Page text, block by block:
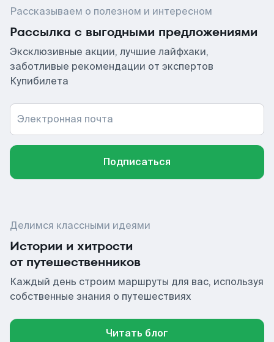
Рассказываем о полезном и интересном
Рассылка с выгодными предложениями
Эксклюзивные акции, лучшие лайфхаки,
заботливые рекомендации от экспертов
Купибилета
Электронная почта
Подписаться
Делимся классными идеями
Истории и хитрости
от путешественников
Каждый день строим маршруты для вас, используя
собственные знания о путешествиях
Читать блог